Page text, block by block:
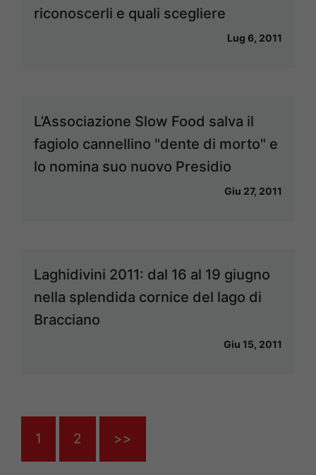
riconoscerli e quali scegliere
Lug 6, 2011
L’Associazione Slow Food salva il
fagiolo cannellino "dente di morto" e
lo nomina suo nuovo Presidio
Giu 27, 2011
Laghidivini 2011: dal 16 al 19 giugno
nella splendida cornice del lago di
Bracciano
Giu 15, 2011
1 2 >>